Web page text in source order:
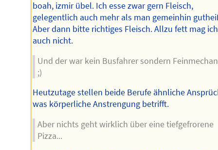
boah, izmir übel. Ich esse zwar gern Fleisch,
gelegentlich auch mehr als man gemeinhin
Aber dann bitte richtiges Fleisch. Allzu fett mag
auch nicht.
Und der war kein Busfahrer sondern
;)
Heutzutage stellen beide Berufe ähnliche
was körperliche Anstrengung betrifft.
Aber nichts geht wirklich über eine tiefgefrorene
Pizza...